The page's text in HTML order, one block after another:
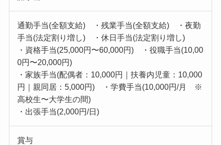
通勤手当(全額支給) ・残業手当(全額支給) ・夜勤
手当(法定割り増し) ・休日手当(法定割り増し)
・資格手当(25,000円〜60,000円) ・役職手当(10,00
0円〜20,000円)
・家族手当(配偶者：10,000円｜扶養内児童：10,000
円｜親同居：5,000円) ・学費手当(10,000円/月 ※
高校生〜大学生の間)
・出張手当(2,000円/日)
賞与